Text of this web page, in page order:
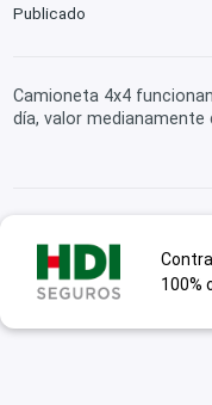
Publicado
Camioneta 4x4
día, valor medianamente
100%